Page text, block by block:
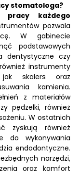
stomatologa?
pracy każdego
pozwala
W gabinecie
podstawowych
dentystyczne czy
instrumenty
skalers oraz
kamienia.
z materiałów
pędzelki, również
W ostatnich
zyskują również
do wykonywania
endodontyczne.
narzędzi,
oraz komfort